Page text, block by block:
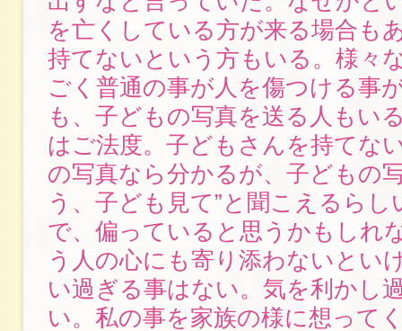
を亡くしている方が来る場合も
持てないという方もいる。様々
ごく普通の事が人を傷つける事
も、子どもの写真を送る人もい
はご法度。子どもさんを持てな
の写真なら分かるが、子どもの
う、子ども見て”と聞こえるら
で、偏っていると思うかもしれ
う人の心にも寄り添わないとい
い過ぎる事はない。気を利かし
い。私の事を家族の様に想って